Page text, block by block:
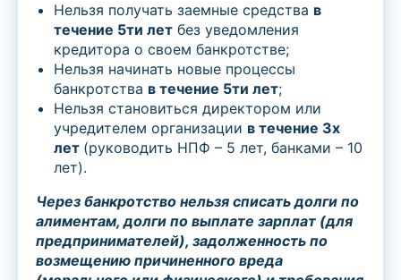
Нельзя получать заемные средства в
течение 5ти лет без уведомления
кредитора о своем банкротстве;
Нельзя начинать новые процессы
банкротства в течение 5ти лет;
Нельзя становиться директором или
учредителем организации в течение 3х
лет (руководить НПФ – 5 лет, банками – 10
лет).
Через банкротство нельзя списать долги по
алиментам, долги по выплате зарплат (для
предпринимателей), задолженность по
возмещению причиненного вреда